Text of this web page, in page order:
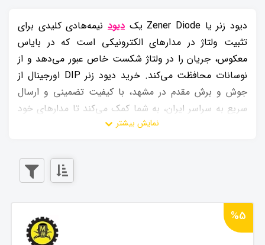
دیود زنر یا Zener Diode یک دیود نیمه‌هادی کلیدی برای
تثبیت ولتاژ در مدارهای الکترونیکی است که در بایاس
معکوس، جریان را در ولتاژ شکست خاص عبور می‌دهد و از
نوسانات محافظت می‌کند. خرید دیود زنر DIP اورجینال از
جوش و برش مقدم در مشهد، با کیفیت تضمینی و ارسال
سریع به سراسر ایران، به شما کمک می‌کند تا مدارهای خود
را ایمن و کارآمد نگه دارید.
%5